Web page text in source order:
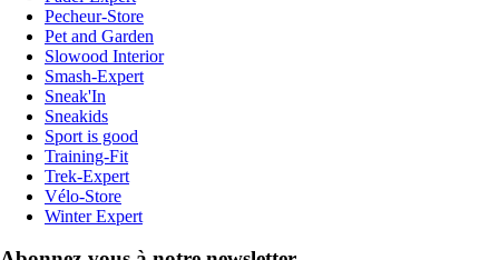
Pecheur-Store
Pet and Garden
Slowood Interior
Smash-Expert
Sneak'In
Sneakids
Sport is good
Training-Fit
Trek-Expert
Vélo-Store
Winter Expert